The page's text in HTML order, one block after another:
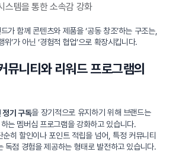
스템을 통한 소속감 강화
가 함께 콘텐츠와 제품을 ‘공동 창조’하는 구조는,
위’가 아닌 ‘경험적 협업’으로 확장시킵니다.
뮤니티와 리워드 프로그램의
정기 구독을 장기적으로 유지하기 위해 브랜드는
는 멤버십 프로그램을 강화하고 있습니다.
히 할인이나 포인트 적립을 넘어, 특정 커뮤니티
독점 경험을 제공하는 형태로 발전하고 있습니다.